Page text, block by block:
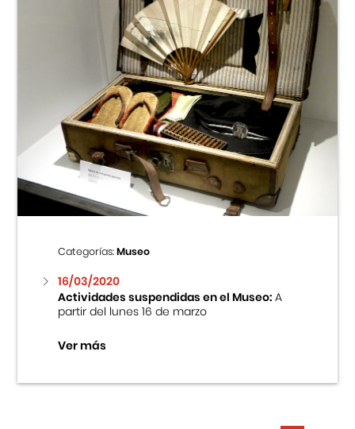
Categorías:Museo
16/03/2020
Actividades suspendidas en el Museo:A
partir del lunes 16 de marzo
Ver más